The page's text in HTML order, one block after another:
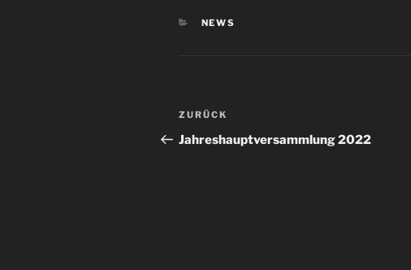
KATEGORIEN
NEWS
Beitragsnavigation
Vorheriger
Beitrag
ZURÜCK
Jahreshauptversammlung 2022